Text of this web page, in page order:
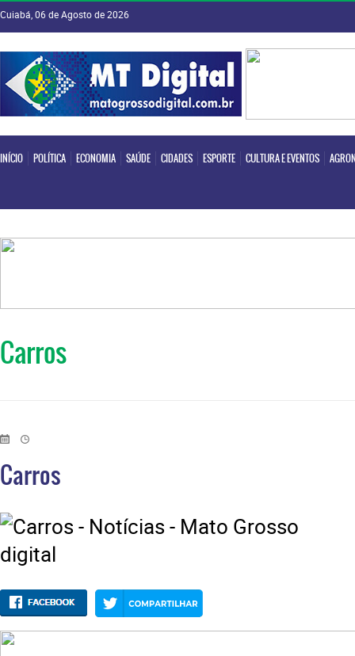
Cuiabá, 06 de Agosto de 2026
INÍCIO POLÍTICA ECONOMIA SAÚDE CIDADES ESPORTE CULTURA E EVENTOS
INÍCIO POLÍTICA ECONOMIA SAÚDE
Carros
Carros